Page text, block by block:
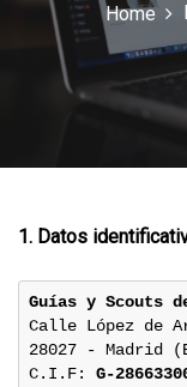
Home
1. Datos
Guías y Scouts
Calle López de
28027 - Madrid
C.I.F: